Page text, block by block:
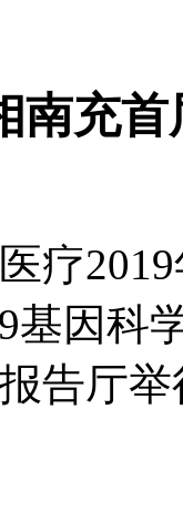
南充
疗
基因科
告厅